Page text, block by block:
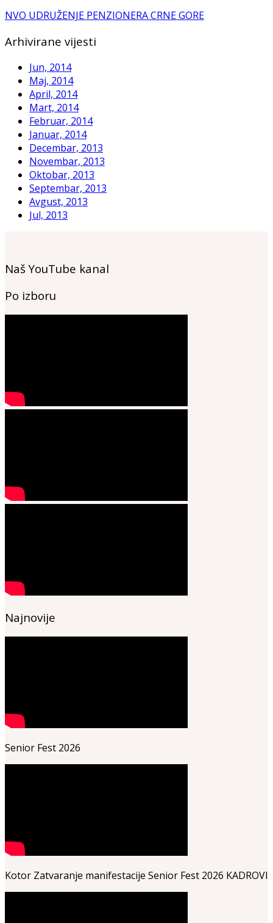
NVO UDRUŽENJE PENZIONERA CRNE GORE
Arhivirane vijesti
Jun, 2014
Maj, 2014
April, 2014
Mart, 2014
Februar, 2014
Januar, 2014
Decembar, 2013
Novembar, 2013
Oktobar, 2013
Septembar, 2013
Avgust, 2013
Jul, 2013
Naš YouTube kanal
Po izboru
Najnovije
Senior Fest 2026
Kotor Zatvaranje manifestacije Senior Fest 2026 KADROVI